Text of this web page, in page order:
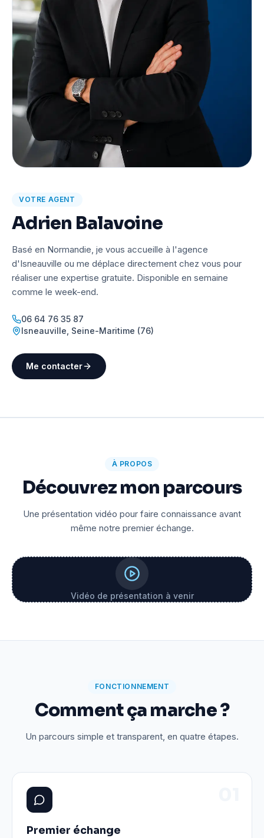
VOTRE AGENT
Adrien Balavoine
Basé en Normandie, je vous accueille à l'agence
d'Isneauville ou me déplace directement chez vous pour
réaliser une expertise gratuite. Disponible en semaine
comme le week-end.
06 64 76 35 87
Isneauville Seine-Maritime (76)
Me contacter
À PROPOS
Découvrez mon parcours
Une présentation vidéo pour faire connaissance avant
même notre premier échange.
Vidéo de présentation à venir
FONCTIONNEMENT
Comment ça marche ?
Un parcours simple et transparent, en quatre étapes.
Premier échange